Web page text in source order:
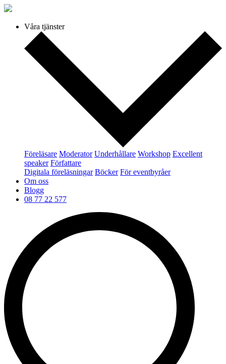
Våra tjänster
Föreläsare Moderator Underhållare Workshop Excellent
speaker Författare
Digitala föreläsningar Böcker För eventbyråer
Om oss
Blogg
08 77 22 577